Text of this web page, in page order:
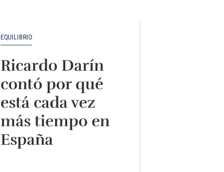
EQUILIBRIO
Ricardo Darín
contó por qué
está cada vez
más tiempo en
España